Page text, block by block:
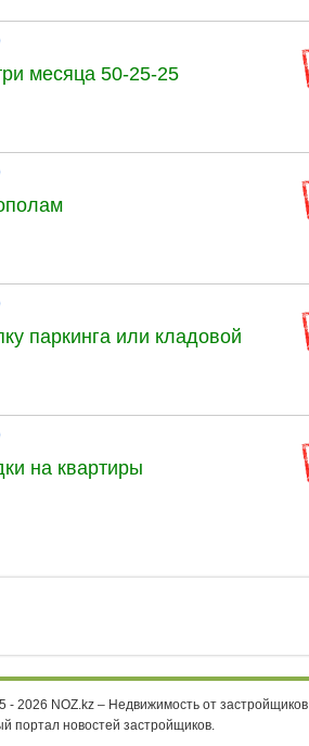
месяца 50-25-25
паркинга или кладовой
на квартиры
- 2026 NOZ.kz – Недвижимость от застройщиков
портал новостей застройщиков.